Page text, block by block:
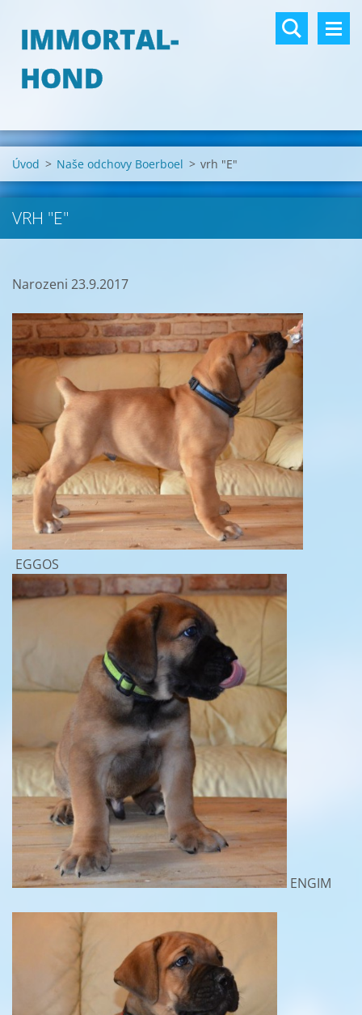
IMMORTAL-
HOND
Úvod > Naše odchovy Boerboel > vrh "E"
VRH "E"
Narozeni 23.9.2017
EGGOS
ENGIM